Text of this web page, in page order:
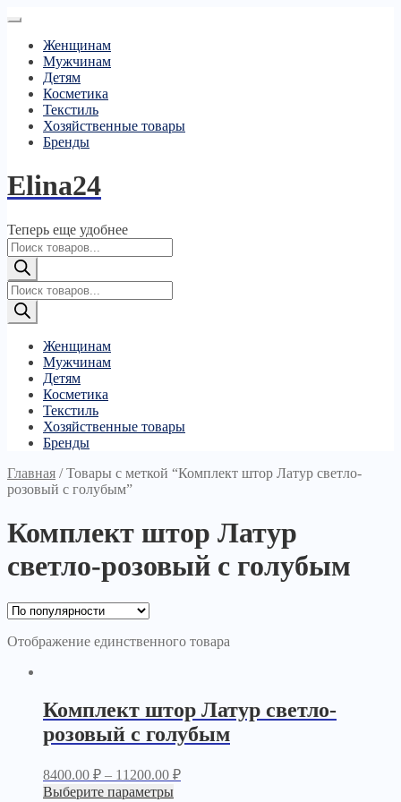
Женщинам
Мужчинам
Детям
Косметика
Текстиль
Хозяйственные товары
Бренды
Elina24
Теперь еще удобнее
Поиск
товаров
Поиск
товаров
Женщинам
Мужчинам
Детям
Косметика
Текстиль
Хозяйственные товары
Бренды
Главная /Товары с меткой “Комплект штор Латур светло-
розовый с голубым”
Комплект штор Латур
светло-розовый с голубым
Отображение единственного товара
Комплект штор Латур светло-
розовый с голубым
8400.00 ₽ – 11200.00 ₽
Выберите параметры